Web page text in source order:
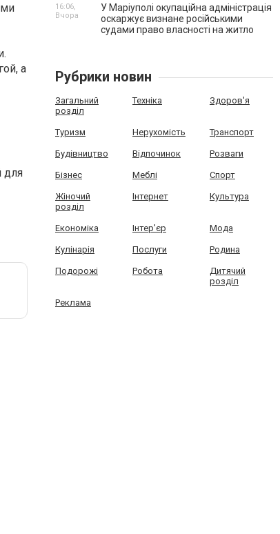
а
для
У Маріуполі окупаційна адміністрація
оскаржує визнане російськими
судами право власності на житло
16:06,
Вчора
Рубрики новин
Загальний
розділ
Техніка Здоров'я
Туризм Нерухомість Транспорт
Будівництво Відпочинок Розваги
Бізнес Меблі Спорт
Жіночий
розділ
Інтернет Культура
Економіка Інтер'єр Мода
Кулінарія Послуги Родина
Подорожі Робота
Дитячий
розділ
Реклама